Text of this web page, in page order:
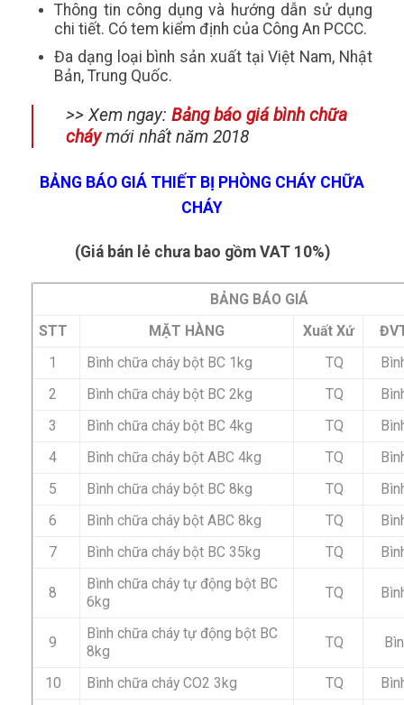
Thông tin công dụng và hướng dẫn sử dụng
chi tiết. Có tem kiểm định của Công An PCCC.
Đa dạng loại bình sản xuất tại Việt Nam, Nhật
Bản, Trung Quốc.
>> Xem ngay: Bảng báo giá bình chữa
cháymới nhất năm 2018
BẢNG BÁO GIÁ THIẾT BỊ PHÒNG CHÁY CHỮA
CHÁY
(Giá bán lẻ chưa bao gồm VAT 10%)
BẢNG BÁO GIÁ
STT
MẶT HÀNG Xuất Xứ
1
Bình chữa cháy bột BC 1kg TQ
2
Bình chữa cháy bột BC 2kg TQ
3
Bình chữa cháy bột BC 4kg TQ
4
Bình chữa cháy bột ABC 4kg TQ
5
Bình chữa cháy bột BC 8kg TQ
6
Bình chữa cháy bột ABC 8kg TQ
7
Bình chữa cháy bột BC 35kg TQ
8
Bình chữa cháy tự động bột BC
6kg
TQ
9
Bình chữa cháy tự động bột BC
8kg
TQ
10 Bình chữa cháy CO2 3kg TQ